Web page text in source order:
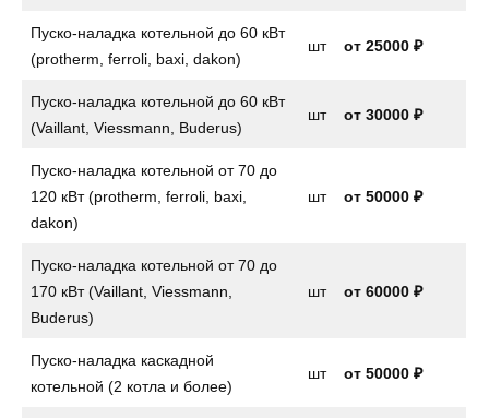
Пуско-наладка котельной до 60 кВт
(protherm, ferroli, baxi, dakon)
шт от 25000 ₽
Пуско-наладка котельной до 60 кВт
(Vaillant, Viessmann, Buderus)
шт от 30000 ₽
Пуско-наладка котельной от 70 до
120 кВт (protherm, ferroli, baxi,
dakon)
шт от 50000 ₽
Пуско-наладка котельной от 70 до
170 кВт (Vaillant, Viessmann,
Buderus)
шт от 60000 ₽
Пуско-наладка каскадной
котельной (2 котла и более)
шт от 50000 ₽